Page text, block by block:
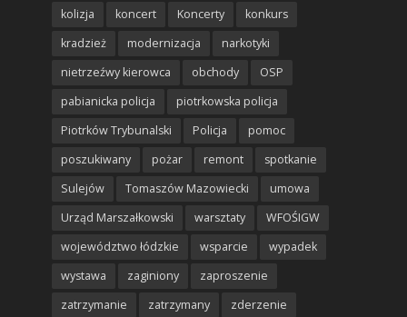
kolizja
koncert Koncerty
konkurs
kradzież
modernizacja
narkotyki
nietrzeźwy kierowca
obchody
OSP
pabianicka policja
piotrkowska policja
Piotrków Trybunalski
Policja
pomoc
poszukiwany
pożar remont
spotkanie
Sulejów
Tomaszów Mazowiecki
umowa
Urząd Marszałkowski
warsztaty
WFOŚIGW
województwo łódzkie
wsparcie
wypadek
wystawa
zaginiony
zaproszenie
zatrzymanie
zatrzymany zderzenie